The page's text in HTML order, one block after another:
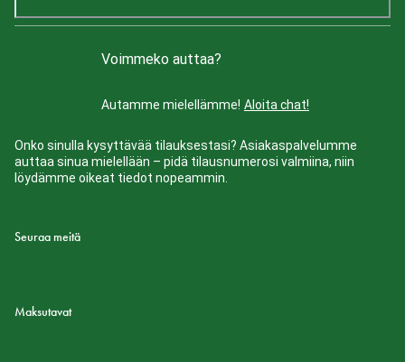
Voimmeko auttaa?
Autamme mielellämme! Aloita chat!
Onko sinulla kysyttävää tilauksestasi? Asiakaspalvelumme
auttaa sinua mielellään – pidä tilausnumerosi valmiina, niin
löydämme oikeat tiedot nopeammin.
Seuraa meitä
Maksutavat